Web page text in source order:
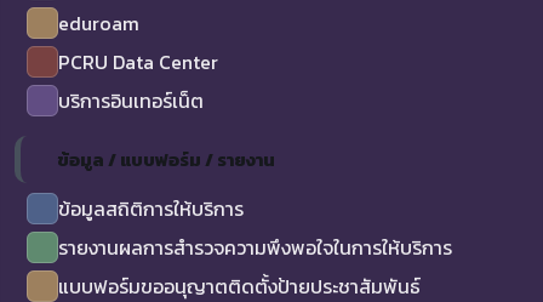
eduroam
PCRU Data Center
บริการอินเทอร์เน็ต
ข้อมูล / แบบฟอร์ม / รายงาน
ข้อมูลสถิติการให้บริการ
รายงานผลการสำรวจความพึงพอใจในการให้บริการ
แบบฟอร์มขออนุญาตติดตั้งป้ายประชาสัมพันธ์